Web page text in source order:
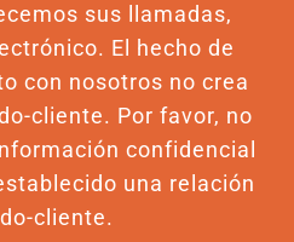
sus llamadas,
El hecho de
con nosotros no crea
cliente. Por favor, no
confidencial
una relación
cliente.